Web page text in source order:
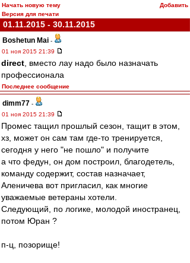
Начать новую тему
Добавить
Версия для печати
01.11.2015 - 30.11.2015
Boshetun Mai -
01 ноя 2015 21:39
direct , вместо лау надо было назначать
профессионала
Последнее сообщение
dimm77 -
01 ноя 2015 21:39
Промес тащил прошлый сезон, тащит в этом,
хз, может он сам там где-то тренируется,
сегодня у него "не пошло" и получите
а что федун, он дом построил, благодетель,
команду содержит, состав назначает,
Аленичева вот пригласил, как многие
уважаемые ветераны хотели.
Следующий, по логике, молодой иностранец,
потом Юран ?
п-ц, позорище!